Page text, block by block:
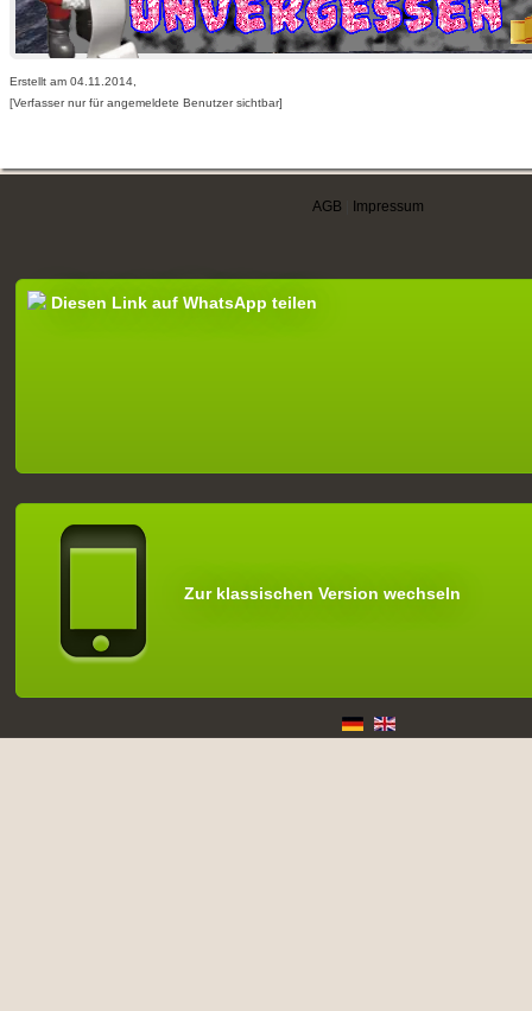
Erstellt am 04.11.2014,
[Verfasser nur für angemeldete Benutzer sichtbar]
AGB Impressum
Diesen Link auf WhatsApp teilen
Zur klassischen Version wechseln